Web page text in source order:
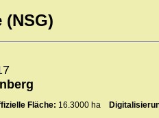
Fläche: 16.3000 ha